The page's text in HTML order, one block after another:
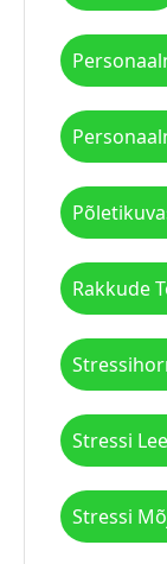
Rakkude
Stressi
Stressi